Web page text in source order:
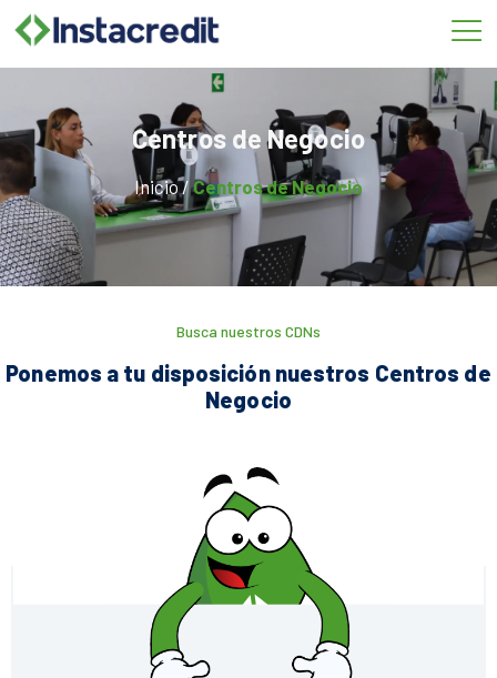
Omitir
ir
contenido
Centros de Negocio
Inicio /Centros de Negocio
Busca nuestros CDNs
Ponemos a tu disposición nuestros Centros de
Negocio